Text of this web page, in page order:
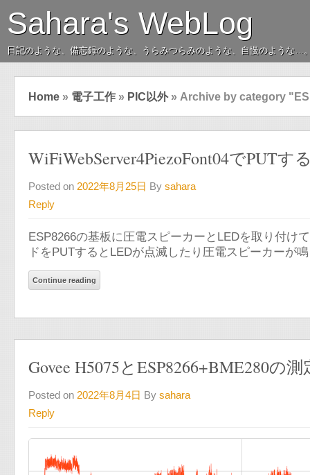
Sahara's WebLog
日記のような、備忘録のような、うらみつらみのような、自慢のような…
Home » 電子工作 » PIC以外 » Archive by category
WiFiWebServer4PiezoFont04でPUT
Posted on 2022年8月25日 By sahara
Reply
ESP8266の基板に圧電スピーカーとLEDを取り付け
ドをPUTするとLEDが点滅したり圧電スピーカーが
Continue reading
Govee H5075とESP8266+BME280の
Posted on 2022年8月4日 By sahara
Reply